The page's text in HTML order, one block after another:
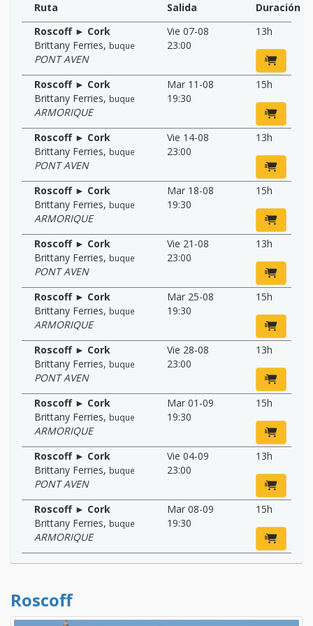
Ruta Salida
Duración
Roscoff ► Cork
Brittany Ferries, buque
PONT AVEN
Vie 07-08
23:00
13h
Roscoff ► Cork
Brittany Ferries, buque
ARMORIQUE
Mar 11-08
19:30
15h
Roscoff ► Cork
Brittany Ferries, buque
PONT AVEN
Vie 14-08
23:00
13h
Roscoff ► Cork
Brittany Ferries, buque
ARMORIQUE
Mar 18-08
19:30
15h
Roscoff ► Cork
Brittany Ferries, buque
PONT AVEN
Vie 21-08
23:00
13h
Roscoff ► Cork
Brittany Ferries, buque
ARMORIQUE
Mar 25-08
19:30
15h
Roscoff ► Cork
Brittany Ferries, buque
PONT AVEN
Vie 28-08
23:00
13h
Roscoff ► Cork
Brittany Ferries, buque
ARMORIQUE
Mar 01-09
19:30
15h
Roscoff ► Cork
Brittany Ferries, buque
PONT AVEN
Vie 04-09
23:00
13h
Roscoff ► Cork
Brittany Ferries, buque
ARMORIQUE
Mar 08-09
19:30
15h
Roscoff